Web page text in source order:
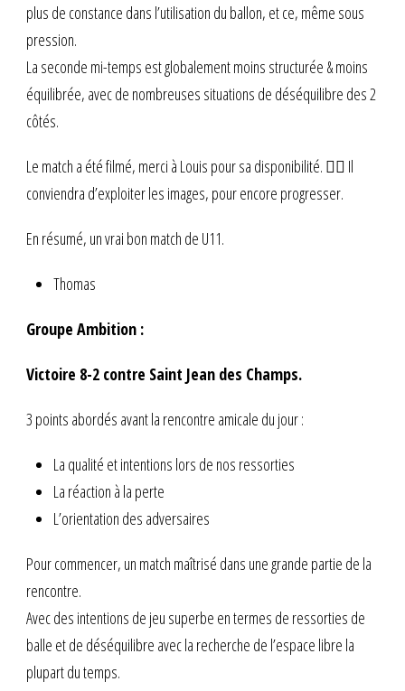
plus de constance dans l’utilisation du ballon, et ce, même sous
pression.
La seconde mi-temps est globalement moins structurée & moins
équilibrée, avec de nombreuses situations de déséquilibre des 2
côtés.
Le match a été filmé, merci à Louis pour sa disponibilité. 👍🏻 Il
conviendra d’exploiter les images, pour encore progresser.
En résumé, un vrai bon match de U11.
Thomas
Groupe Ambition :
Victoire 8-2 contre Saint Jean des Champs.
3 points abordés avant la rencontre amicale du jour :
La qualité et intentions lors de nos ressorties
La réaction à la perte
L’orientation des adversaires
Pour commencer, un match maîtrisé dans une grande partie de la
rencontre.
Avec des intentions de jeu superbe en termes de ressorties de
balle et de déséquilibre avec la recherche de l’espace libre la
plupart du temps.